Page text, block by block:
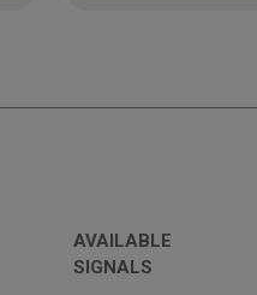
AVAILABLE
SIGNALS